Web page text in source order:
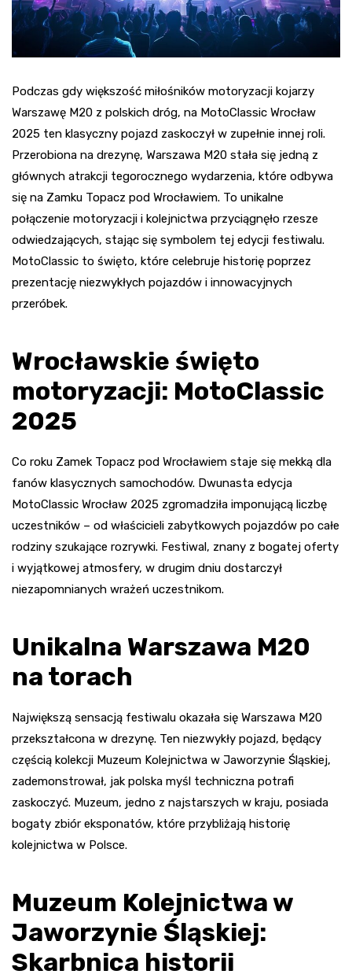
Podczas gdy większość miłośników motoryzacji kojarzy
Warszawę M20 z polskich dróg, na MotoClassic Wrocław
2025 ten klasyczny pojazd zaskoczył w zupełnie innej roli.
Przerobiona na drezynę, Warszawa M20 stała się jedną z
głównych atrakcji tegorocznego wydarzenia, które odbywa
się na Zamku Topacz pod Wrocławiem. To unikalne
połączenie motoryzacji i kolejnictwa przyciągnęło rzesze
odwiedzających, stając się symbolem tej edycji festiwalu.
MotoClassic to święto, które celebruje historię poprzez
prezentację niezwykłych pojazdów i innowacyjnych
przeróbek.
Wrocławskie święto
motoryzacji: MotoClassic
2025
Co roku Zamek Topacz pod Wrocławiem staje się mekką dla
fanów klasycznych samochodów. Dwunasta edycja
MotoClassic Wrocław 2025 zgromadziła imponującą liczbę
uczestników – od właścicieli zabytkowych pojazdów po całe
rodziny szukające rozrywki. Festiwal, znany z bogatej oferty
i wyjątkowej atmosfery, w drugim dniu dostarczył
niezapomnianych wrażeń uczestnikom.
Unikalna Warszawa M20
na torach
Największą sensacją festiwalu okazała się Warszawa M20
przekształcona w drezynę. Ten niezwykły pojazd, będący
częścią kolekcji Muzeum Kolejnictwa w Jaworzynie Śląskiej,
zademonstrował, jak polska myśl techniczna potrafi
zaskoczyć. Muzeum, jedno z najstarszych w kraju, posiada
bogaty zbiór eksponatów, które przybliżają historię
kolejnictwa w Polsce.
Muzeum Kolejnictwa w
Jaworzynie Śląskiej:
Skarbnica historii